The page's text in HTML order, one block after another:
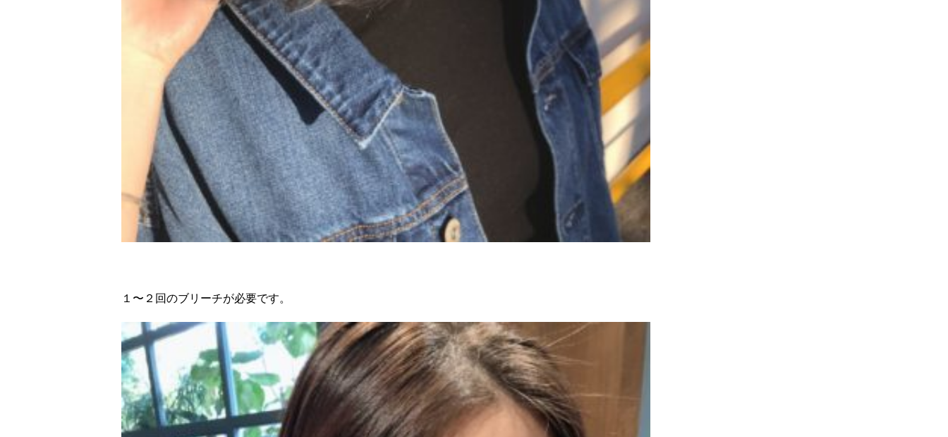
１〜２回のブリーチが必要です。